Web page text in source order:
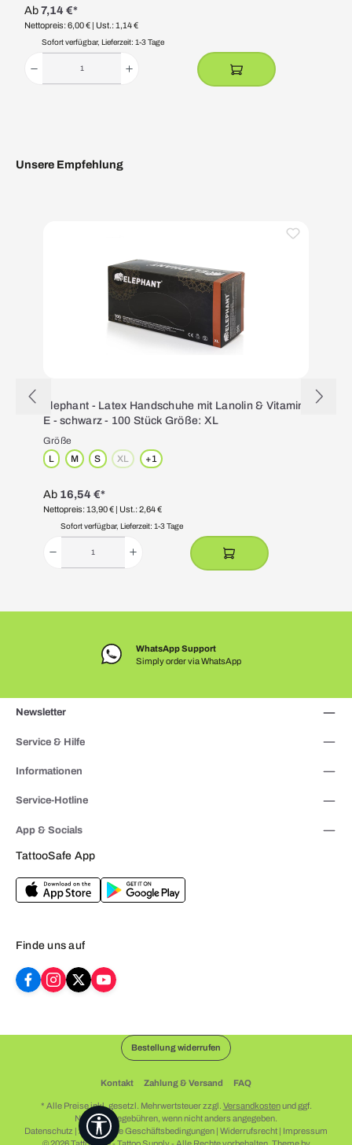
Ab7,14 €*
Nettopreis: 6,00 € | Ust.: 1,14 €
Sofort verfügbar, Lieferzeit: 1-3 Tage
Unsere Empfehlung
Elephant - Latex Handschuhe mit Lanolin & Vitamin
E - schwarz - 100 Stück Größe: XL
Größe
L
M S XL(Diese Option ist zurzeit nicht verfügbar.)
+1
Ab 16,54 €*
Nettopreis: 13,90 € | Ust.: 2,64 €
Sofort verfügbar, Lieferzeit: 1-3 Tage
WhatsApp Support
Simply order via WhatsApp
Newsletter
App & Socials
TattooSafe App
Finde uns auf
Service & Hilfe
Informationen
Service-Hotline
Bestellung widerrufen
Kontakt Zahlung & Versand FAQ
* Alle Preise inkl. gesetzl. Mehrwertsteuer zzgl. Versandkostenund ggf.
Nachnahmegebühren, wenn nicht anders angegeben.
Datenschutz | Allgemeine Geschäftsbedingungen | Widerrufsrecht | Impressum
Werkzeugleiste anzeigen